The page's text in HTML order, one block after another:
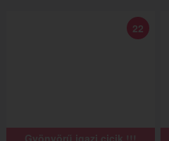
Gyönyörű igazi cicik !!!
22